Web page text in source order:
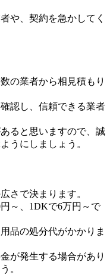
や、契約を急かしてく
の業者から相見積もり
認し、信頼できる業者
ると思いますので、誠
うにしましょう。
さで決まります。
～、1DKで6万円～で
品の処分代がかかりま
が発生する場合があり
。